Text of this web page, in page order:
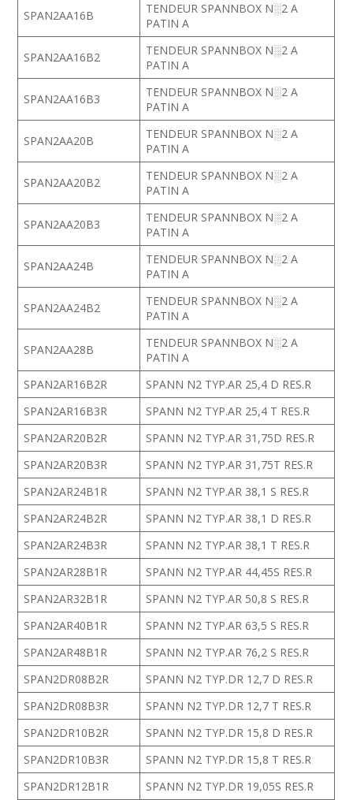
SPAN2AA16B
TENDEUR SPANNBOX N░2 A
PATIN A
SPAN2AA16B2
TENDEUR SPANNBOX N░2 A
PATIN A
SPAN2AA16B3
TENDEUR SPANNBOX N░2 A
PATIN A
SPAN2AA20B
TENDEUR SPANNBOX N░2 A
PATIN A
SPAN2AA20B2
TENDEUR SPANNBOX N░2 A
PATIN A
SPAN2AA20B3
TENDEUR SPANNBOX N░2 A
PATIN A
SPAN2AA24B
TENDEUR SPANNBOX N░2 A
PATIN A
SPAN2AA24B2
TENDEUR SPANNBOX N░2 A
PATIN A
SPAN2AA28B
TENDEUR SPANNBOX N░2 A
PATIN A
SPAN2AR16B2R
SPANN N2 TYP.AR 25,4 D RES.R
SPAN2AR16B3R
SPANN N2 TYP.AR 25,4 T RES.R
SPAN2AR20B2R
SPANN N2 TYP.AR 31,75D RES.R
SPAN2AR20B3R
SPANN N2 TYP.AR 31,75T RES.R
SPAN2AR24B1R
SPANN N2 TYP.AR 38,1 S RES.R
SPAN2AR24B2R
SPANN N2 TYP.AR 38,1 D RES.R
SPAN2AR24B3R
SPANN N2 TYP.AR 38,1 T RES.R
SPAN2AR28B1R
SPANN N2 TYP.AR 44,45S RES.R
SPAN2AR32B1R
SPANN N2 TYP.AR 50,8 S RES.R
SPAN2AR40B1R
SPANN N2 TYP.AR 63,5 S RES.R
SPAN2AR48B1R
SPANN N2 TYP.AR 76,2 S RES.R
SPAN2DR08B2R
SPANN N2 TYP.DR 12,7 D RES.R
SPAN2DR08B3R
SPANN N2 TYP.DR 12,7 T RES.R
SPAN2DR10B2R
SPANN N2 TYP.DR 15,8 D RES.R
SPAN2DR10B3R
SPANN N2 TYP.DR 15,8 T RES.R
SPAN2DR12B1R
SPANN N2 TYP.DR 19,05S RES.R